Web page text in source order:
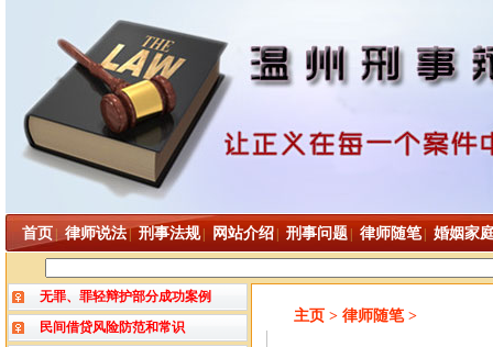
首页 律师说法 刑事法规 网站介绍 刑事问题 律师随笔 婚姻家
无罪、罪轻辩护部分成功案例
民间借贷风险防范和常识
主页 > 律师随笔 >